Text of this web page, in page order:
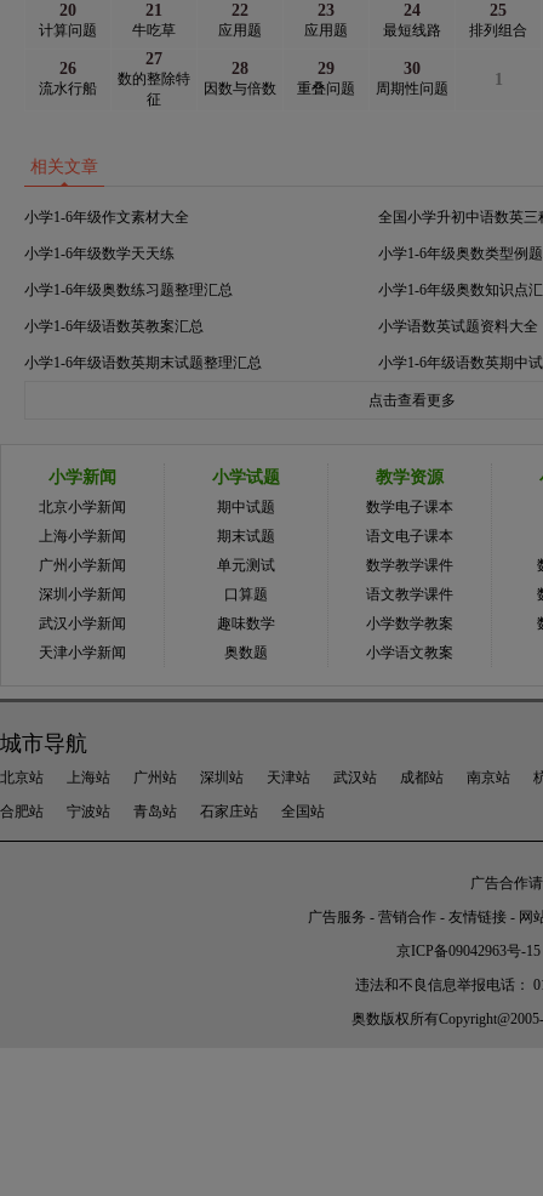
20
计算问题
21
牛吃草
22
应用题
23
应用题
24
最短线路
25
排列组合
26
流水行船
27
数的整除特
征
28
因数与倍数
29
重叠问题
30
周期性问题 1
相关文章
小学1-6年级作文素材大全 全国小学升初中语数英三
小学1-6年级数学天天练 小学1-6年级奥数类型例
小学1-6年级奥数练习题整理汇总 小学1-6年级奥数知识点
小学1-6年级语数英教案汇总 小学语数英试题资料大全
小学1-6年级语数英期末试题整理汇总 小学1-6年级语数英期中
点击查看更多
小学新闻
北京小学新闻
上海小学新闻
广州小学新闻
深圳小学新闻
武汉小学新闻
天津小学新闻
小学试题
期中试题
期末试题
单元测试
口算题
趣味数学
奥数题
教学资源
数学电子课本
语文电子课本
数学教学课件
语文教学课件
小学数学教案
小学语文教案
城市导航
北京站 上海站 广州站 深圳站 天津站 武汉站 成都站 南京站
合肥站
宁波站 青岛站 石家庄站 全国站
广告合作
广告服务 - 营销合作 - 友情链接 - 网
京ICP备09042963号-15
违法和不良信息举报电话：
奥数 版权所有